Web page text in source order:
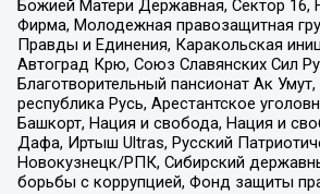
Божией Матери Державная, Сектор 16,
Фирма, Молодежная правозащитная
Правды и Единения, Каракольская
Автоград Крю, Союз Славянских Сил
Благотворительный пансионат Ак Умут,
республика Русь, Арестантское
Башкорт, Нация и свобода, Нация и
Дафа, Иртыш Ultras, Русский
Новокузнецк/РПК, Сибирский
борьбы с коррупцией, Фонд защиты